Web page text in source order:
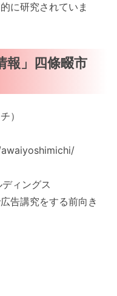
に研究されていま
報」四條畷市
）
ィングス
告講究をする前向き